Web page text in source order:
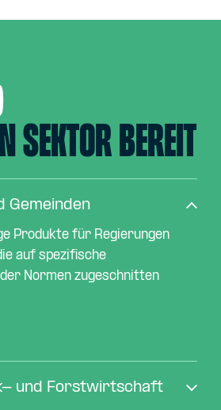
SEKTOR BEREIT
Gemeinden
Produkte für Regierungen
auf spezifische
Normen zugeschnitten
und Forstwirtschaft